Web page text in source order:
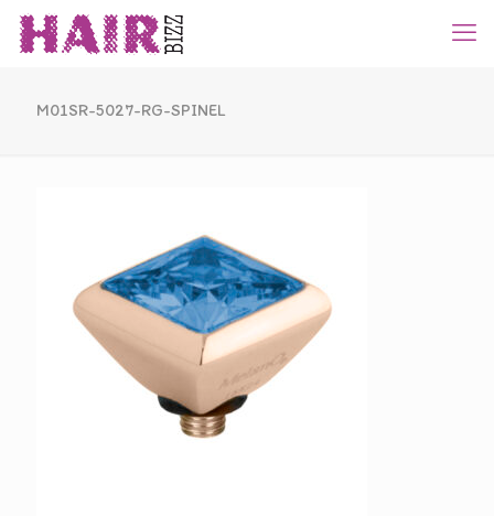
M01SR-5027-RG-SPINEL